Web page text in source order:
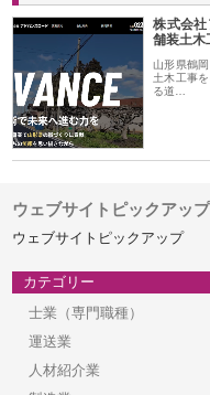
株式会
舗装土木
山形県鶴
土木工事
る道…
ウェブサイトピックアップ
ウェブサイトピックアップ
カテゴリー
士業（専門職種）
運送業
人材紹介業